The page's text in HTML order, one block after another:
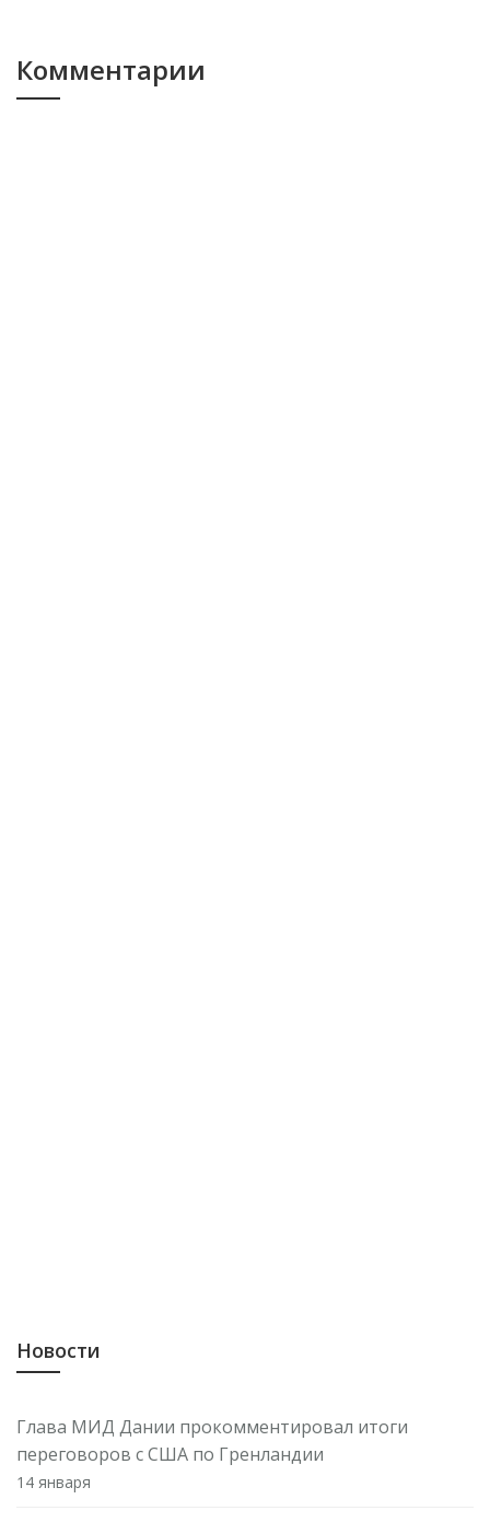
Комментарии
Новости
Глава МИД Дании прокомментировал итоги
переговоров с США по Гренландии
14 января